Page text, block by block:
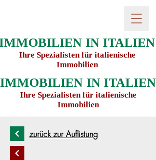
IN ITALIEN
Ihre Spezialisten für italienische
Immobilien
IMMOBILIEN IN ITALIEN
Ihre Spezialisten für italienische
Immobilien
zurück zur Auflistung